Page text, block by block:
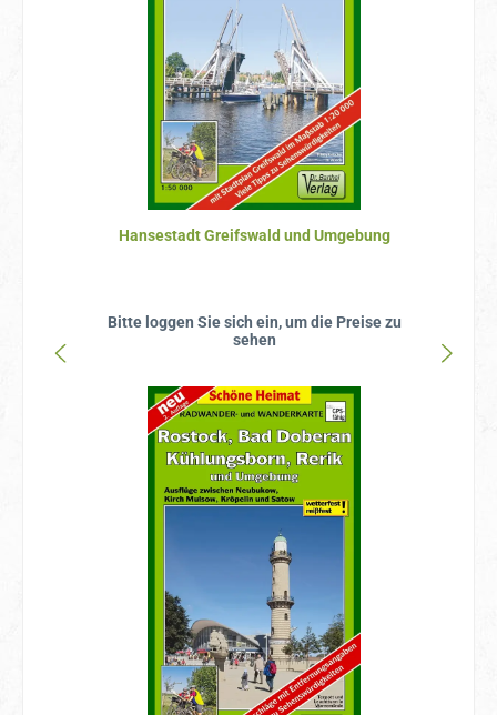
Hansestadt Greifswald und Umgebung
Bitte loggen Sie sich ein, um die Preise zu
sehen